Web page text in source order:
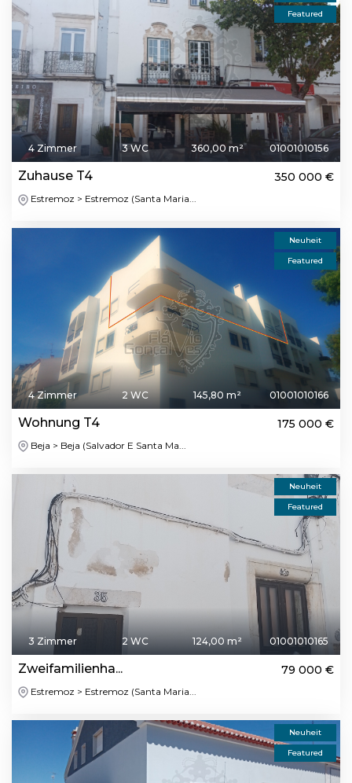
Featured
4 Zimmer 3 WC 360,00 m² 01001010156
Zuhause T4 350 000 €
Estremoz > Estremoz (Santa Maria...
Neuheit
Featured
4 Zimmer 2 WC 145,80 m² 01001010166
Wohnung T4 175 000 €
Beja > Beja (Salvador E Santa Ma...
Neuheit
Featured
3 Zimmer 2 WC 124,00 m² 01001010165
Zweifamilienha... 79 000 €
Estremoz > Estremoz (Santa Maria...
Neuheit
Featured